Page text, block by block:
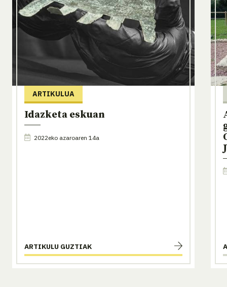
ARTIKULUA
Idazketa eskuan
2022eko azaroaren 14a
ARTIKULU GUZTIAK